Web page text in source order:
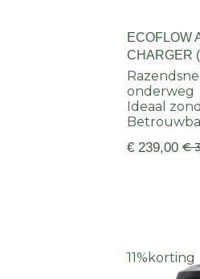
ECOFLOW
CHARGER
onderweg
Ideaal
€ 239,00 €
11% korting